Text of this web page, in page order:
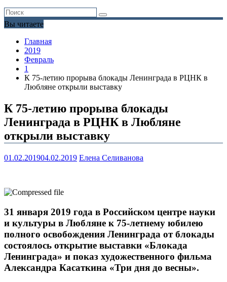
Вы читаете
Главная
2019
Февраль
1
К 75-летию прорыва блокады Ленинграда в РЦНК в
Любляне открыли выставку
К 75-летию прорыва блокады
Ленинграда в РЦНК в Любляне
открыли выставку
01.02.201904.02.2019 Елена Селиванова
31 января 2019 года в Российском центре науки
и культуры в Любляне к 75-летнему юбилею
полного освобождения Ленинграда от блокады
состоялось открытие выставки «Блокада
Ленинграда» и показ художественного фильма
Александра Касаткина «Три дня до весны».